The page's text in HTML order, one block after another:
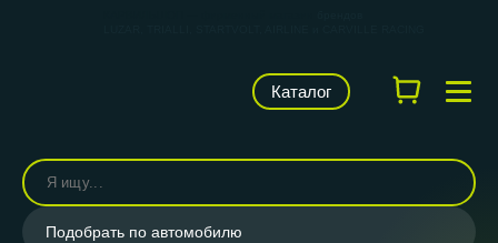
Каталог
Подобрать по автомобилю